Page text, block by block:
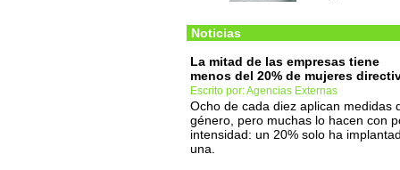
Noticias
La mitad de las empresas tiene
menos del 20% de mujeres
Escrito por: Agencias Externas
Ocho de cada diez aplican medidas
género, pero muchas lo hacen con
intensidad: un 20% solo ha
una.